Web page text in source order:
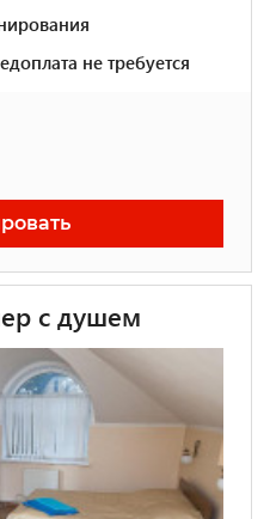
не требуется
с душем